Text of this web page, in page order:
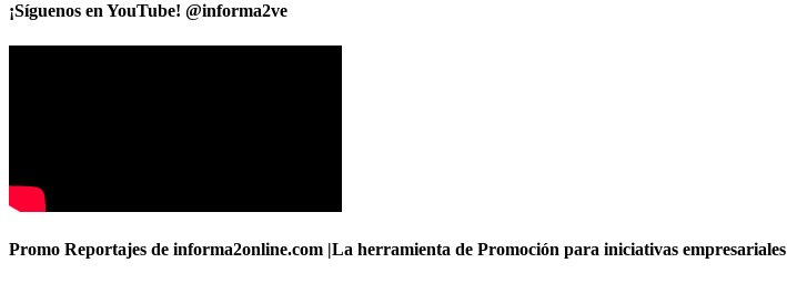
¡Síguenos en YouTube! @informa2ve
Promo Reportajes de informa2online.com |La herramienta de Promoción para iniciativas empresariales